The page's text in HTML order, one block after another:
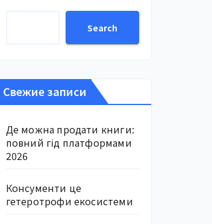
Search
Свежие записи
Де можна продати книги:
повний гід платформами
2026
Консументи це
гетеротрофи екосистеми